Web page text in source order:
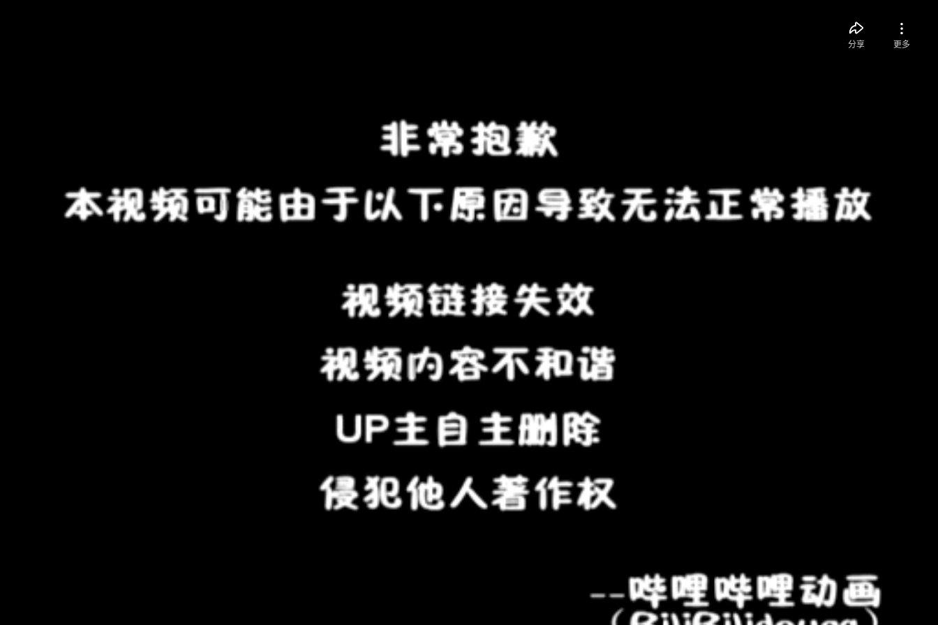
分享 更多